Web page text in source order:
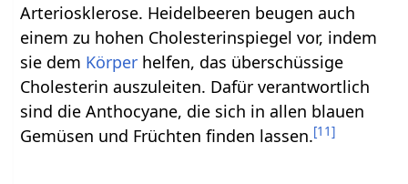
Arteriosklerose. Heidelbeeren beugen auch
einem zu hohen Cholesterinspiegel vor, indem
sie dem Körper helfen, das überschüssige
Cholesterin auszuleiten. Dafür verantwortlich
sind die Anthocyane, die sich in allen blauen
Gemüsen und Früchten finden lassen.[11]